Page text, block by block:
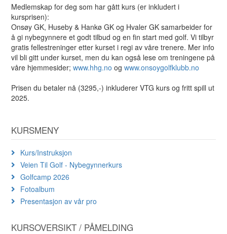
Medlemskap for deg som har gått kurs (er inkludert i
kursprisen):
Onsøy GK, Huseby & Hankø GK og Hvaler GK samarbeider for
å gi nybegynnere et godt tilbud og en fin start med golf. Vi tilbyr
gratis fellestreninger etter kurset i regi av våre trenere. Mer info
vil bli gitt under kurset, men du kan også lese om treningene på
våre hjemmesider;www.hhg.no ogwww.onsoygolfklubb.no
Prisen du betaler nå (3295,-) inkluderer VTG kurs og fritt spill ut
2025.
KURSMENY
Kurs/Instruksjon
Veien Til Golf - Nybegynnerkurs
Golfcamp 2026
Fotoalbum
Presentasjon av vår pro
KURSOVERSIKT / PÅMELDING